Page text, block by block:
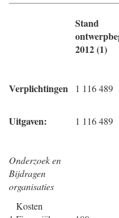
Stand
2012 (1)
Verplichtingen 1 116 489
Uitgaven: 1 116 489
Onderzoek en
Bijdragen
organisaties
Kosten